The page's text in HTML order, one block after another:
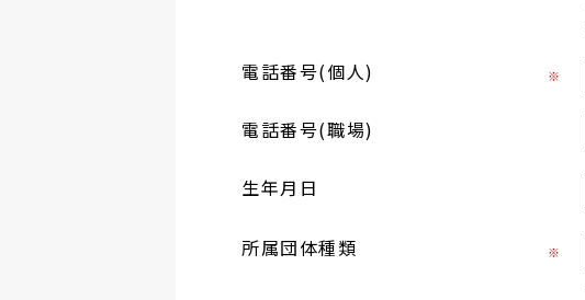
電話番号(個人) ※
電話番号(職場)
生年月日
所属団体種類
※